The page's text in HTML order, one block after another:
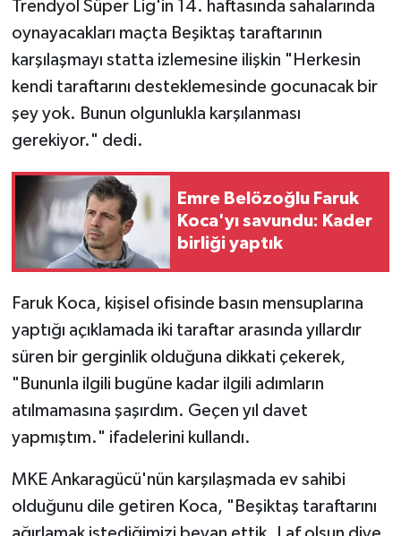
Trendyol Süper Lig'in 14. haftasında sahalarında
oynayacakları maçta Beşiktaş taraftarının
karşılaşmayı statta izlemesine ilişkin "Herkesin
kendi taraftarını desteklemesinde gocunacak bir
şey yok. Bunun olgunlukla karşılanması
gerekiyor." dedi.
Emre Belözoğlu Faruk
Koca'yı savundu: Kader
birliği yaptık
Faruk Koca, kişisel ofisinde basın mensuplarına
yaptığı açıklamada iki taraftar arasında yıllardır
süren bir gerginlik olduğuna dikkati çekerek,
"Bununla ilgili bugüne kadar ilgili adımların
atılmamasına şaşırdım. Geçen yıl davet
yapmıştım." ifadelerini kullandı.
MKE Ankaragücü'nün karşılaşmada ev sahibi
olduğunu dile getiren Koca, "Beşiktaş taraftarını
Türkiye Basketbol Ligi
Kadınlar Basketbol Ligi
Diğer Basketbol Ligleri
Formula 1
Atletizm
Hentbol
At Yarışı
Bisiklet
Boks
Halter